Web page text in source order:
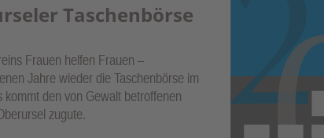
Taschenbörse
Frauen helfen Frauen –
Jahre wieder die Taschenbörse im
den von Gewalt betroffenen
zugute.